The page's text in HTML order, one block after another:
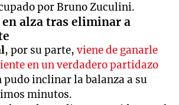
por Bruno Zuculini.
alza tras eliminar a
, por su parte,viene de ganarle
en un verdadero partidazo
pudo inclinar la balanza a su
minutos.